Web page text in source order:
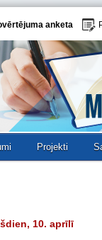
anketa
Projekti
10. aprīlī